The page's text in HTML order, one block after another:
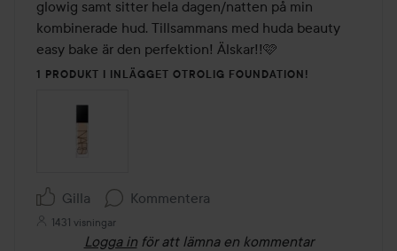
glowig samt sitter hela dagen/natten på min
kombinerade hud. Tillsammans med huda beauty
easy bake är den perfektion! Älskar!!🩷
1 PRODUKT I INLÄGGET OTROLIG FOUNDATION!
Gilla Kommentera
1431 visningar
Logga in för att lämna en kommentar